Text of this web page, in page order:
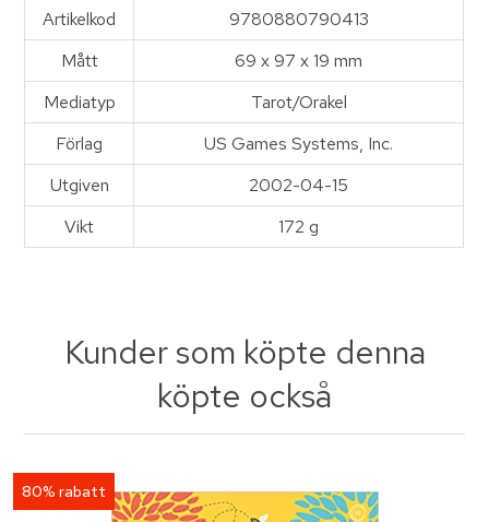
Artikelkod
9780880790413
Mått
69 x 97 x 19 mm
Mediatyp
Tarot/Orakel
Förlag
US Games Systems, Inc.
Utgiven
2002-04-15
Vikt
172 g
Kunder som köpte denna
köpte också
80% rabatt